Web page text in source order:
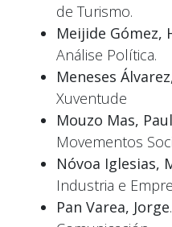
de Turismo.
Meijide Gómez,
Análise Política.
Meneses
Xuventude
Mouzo Mas,
Movementos
Nóvoa Iglesias,
Industria e
Pan Varea, Jorge